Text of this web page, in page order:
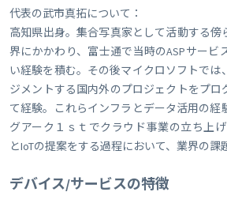
代表の武市真拓について：
高知県出身。集合写真家として活動する傍
界にかかわり、富士通で当時のASPサービ
い経験を積む。その後マイクロソフトでは
ジメントする国内外のプロジェクトをプロ
て経験。これらインフラとデータ活用の経
グアーク１ｓｔでクラウド事業の立ち上
とIoTの提案をする過程において、業界の課
デバイス/サービスの特徴